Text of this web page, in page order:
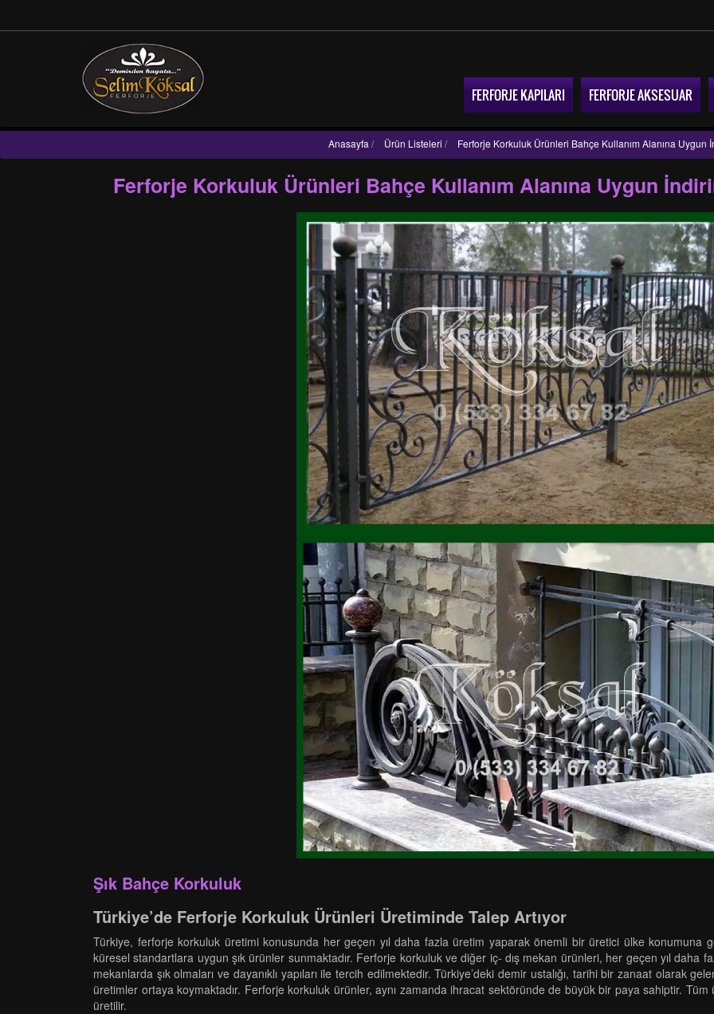
FERFORJE KAPILARI FERFORJE AKSESUAR
Anasayfa / Ürün Listeleri / Ferforje Korkuluk Ürünleri Bahçe Kullanım Alanına Uygun
Ferforje Korkuluk Ürünleri Bahçe Kullanım Alanına Uygun
Şık Bahçe Korkuluk
Türkiye’de Ferforje Korkuluk Ürünleri Üretiminde Talep Artıyor
Türkiye, ferforje korkuluk üretimi konusunda her geçen yıl daha fazla üretim yaparak önemli bir üretici ülke konumuna
küresel standartlara uygun şık ürünler sunmaktadır. Ferforje korkuluk ve diğer iç- dış mekan ürünleri, her geçen yıl daha
mekanlarda şık olmaları ve dayanıklı yapıları ile tercih edilmektedir. Türkiye’deki demir ustalığı, tarihi bir zanaat olarak
üretimler ortaya koymaktadır. Ferforje korkuluk ürünler, aynı zamanda ihracat sektöründe de büyük bir paya sahiptir.
üretilir.